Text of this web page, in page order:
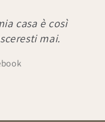
casa è così
mai.